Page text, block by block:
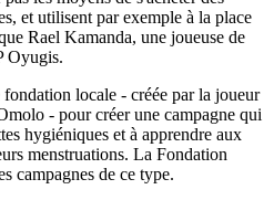
et utilisent par exemple à la place
Rael Kamanda, une joueuse de
Oyugis.
locale - créée par la joueur
- pour créer une campagne qui
hygiéniques et à apprendre aux
menstruations. La Fondation
campagnes de ce type.